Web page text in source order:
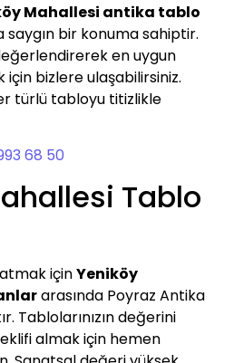
Mahallesi antika tablo
saygın bir konuma sahiptir.
en uygun
bizlere ulaşabilirsiniz.
türlü tabloyu titizlikle
68 50
Tablo
içinYeniköy
arasında Poyraz Antika
Tablolarınızın değerini
almak için hemen